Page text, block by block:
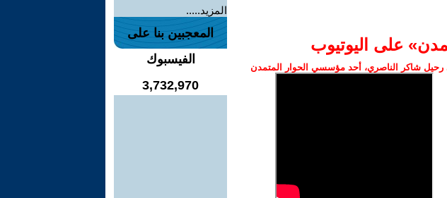
على اليوتيوب
شاكر الناصري، أحد مؤسسي الحوار المتمدن
المزيد.....
المعجبين بنا على
الفيسبوك
3,732,970